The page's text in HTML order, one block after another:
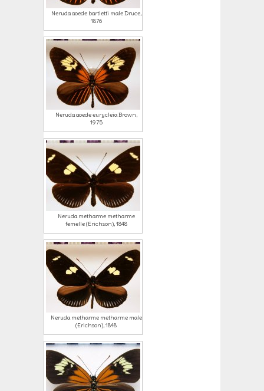
Neruda aoede bartletti male Druce,
1876
Neruda aoede eurycleia Brown,
1975
Neruda metharme metharme
femelle (Erichson), 1848
Neruda metharme metharme male
(Erichson), 1848